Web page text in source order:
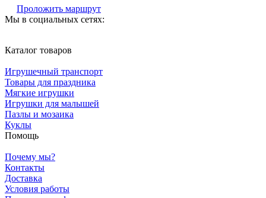
Проложить маршрут
Мы в социальных сетях:
Каталог товаров
Игрушечный транспорт
Товары для праздника
Мягкие игрушки
Игрушки для малышей
Пазлы и мозаика
Куклы
Помощь
Почему мы?
Контакты
Доставка
Условия работы